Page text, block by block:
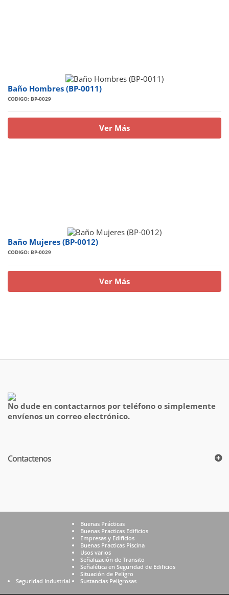
Baño Hombres (BP-0011)
CODIGO: BP-0029
Ver Más
Baño Mujeres (BP-0012)
CODIGO: BP-0029
Ver Más
No dude en contactarnos por teléfono o simplemente
envíenos un correo electrónico.
Contactenos
Seguridad Industrial
Buenas Prácticas
Buenas Practicas Edificios
Empresas y Edificios
Buenas Practicas Piscina
Usos varios
Señalización de Transito
Señalética en Seguridad de Edificios
Situación de Peligro
Sustancias Peligrosas